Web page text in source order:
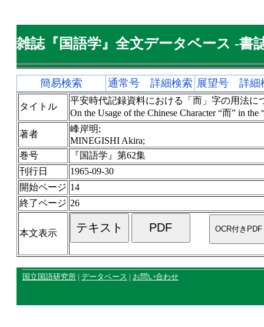
雑誌『国語学』全文データベース -書
簡易検索 通常号 詳細検索 展望号 詳細
タイトル
平安時代記録資料における「而」字の用法に
On the Usage of the Chinese Character “而” in
著者
峰岸明;
MINEGISHI Akira;
巻号
『国語学』第62集
刊行日
1965-09-30
開始ページ 14
終了ページ 26
本文表示
国立国語研究所 | データベース | お問い合わせ